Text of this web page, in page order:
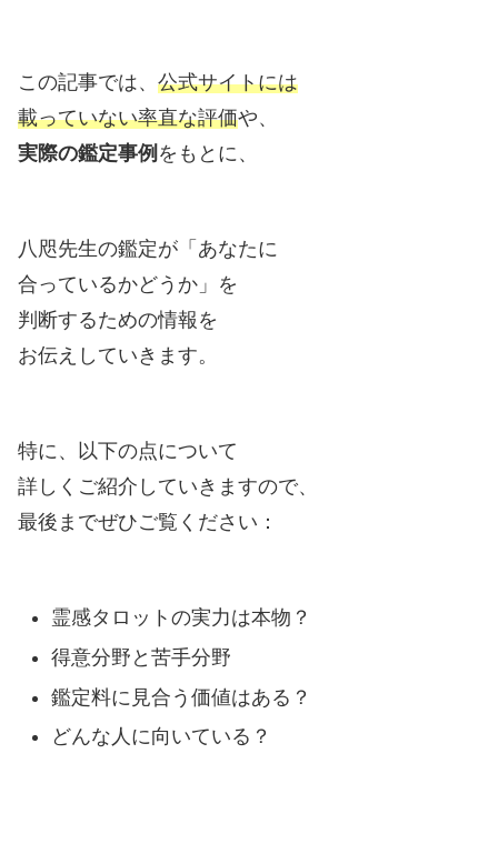
この記事では、 公式サイトには
載っていない率直な評価や、
実際の鑑定事例 をもとに、
八咫先生の鑑定が「あなたに
合っているかどうか」を
判断するための情報を
お伝えしていきます。
特に、以下の点について
詳しくご紹介していきますので、
最後までぜひご覧ください：
霊感タロットの実力は本物？
得意分野と苦手分野
鑑定料に見合う価値はある？
どんな人に向いている？